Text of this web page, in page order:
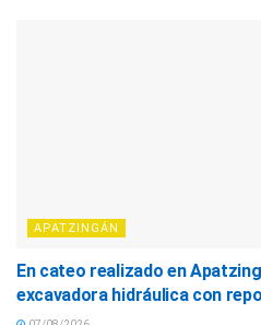
APATZINGÁN
En cateo realizado en
excavadora hidráulica con